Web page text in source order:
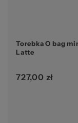
Torebka O bag
Latte
727,00 zł